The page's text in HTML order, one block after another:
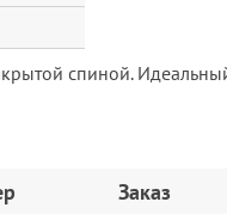
спиной.
Заказ